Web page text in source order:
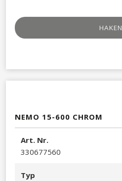
HAKEN
NEMO 15-600 CHROM
Art. Nr.
330677560​
Typ